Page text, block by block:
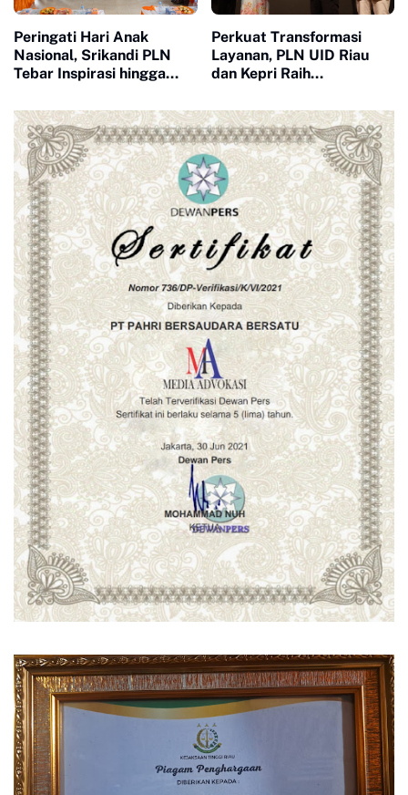
Peringati Hari Anak
Nasional, Srikandi PLN
Tebar Inspirasi hingga
Meranti
Perkuat Transformasi
Layanan, PLN UID Riau
dan Kepri Raih
Industry Marketing
Champion 2026